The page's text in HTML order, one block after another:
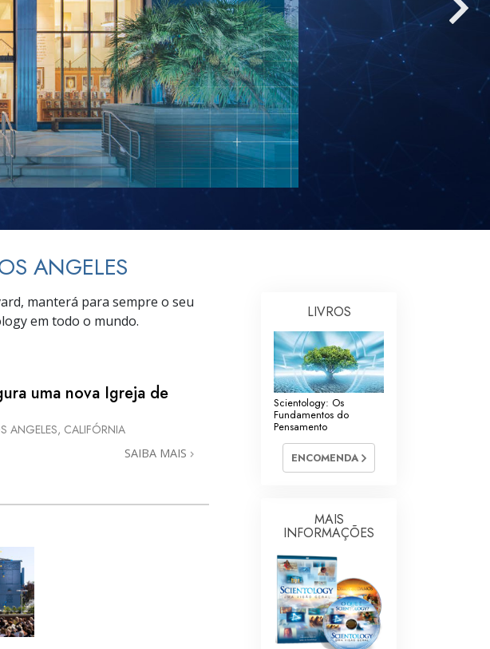
Respostas às Drogas
Crianças
Ferramentas para o Local do Trabalho
Ética e as Condições
A Causa da Supressão
A Tecnologia de Estudo
ANGELES
manterá para sempre o seu
em todo o mundo.
uma nova Igreja de
ANGELES, CALIFÓRNIA
SAIBA MAIS
LIVROS
Scientology: Os
Fundamentos do
Pensamento
ENCOMENDA
MAIS
INFORMAÇÕES